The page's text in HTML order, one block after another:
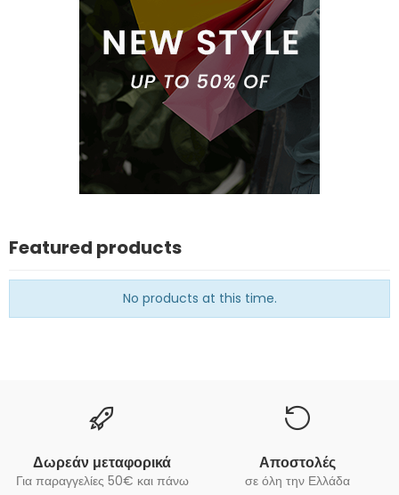
Featured products
No products at this time.
Δωρεάν μεταφορικά
Για παραγγελίες 50€ και πάνω
Αποστολές
σε όλη την Ελλάδα